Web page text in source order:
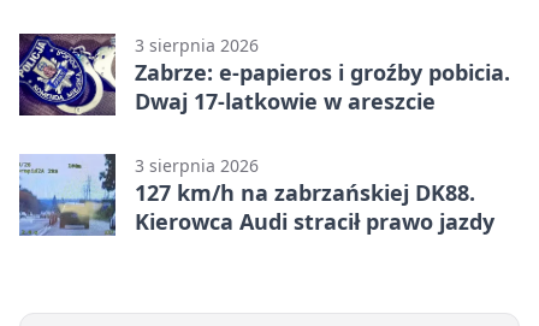
3 sierpnia 2026
Zabrze: e-papieros i groźby pobicia.
Dwaj 17-latkowie w areszcie
3 sierpnia 2026
127 km/h na zabrzańskiej DK88.
Kierowca Audi stracił prawo jazdy